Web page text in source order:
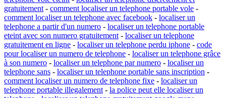
gratuitement - comment localiser un telephone portable vole -
comment localiser un telephone avec facebook - localiser un
telephone a partir d'un numero - localiser un telephone portable
eteint avec son numero gratuitement - localiser un telephone
gratuitement en ligne - localiser un telephone perdu iphone - code
pour localiser un numero de telephone - localiser un telephone grâce
à son numero - localiser un telephone par numero - localiser un
telephone sans - localiser un telephone portable sans inscription -
comment localiser un numero de telephone fixe - localiser un
telephone portable illegalement - la police peut elle localiser un